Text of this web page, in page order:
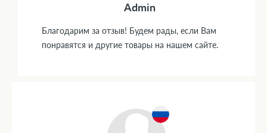
Admin
Благодарим за отзыв! Будем рады, если Вам
понравятся и другие товары на нашем сайте.